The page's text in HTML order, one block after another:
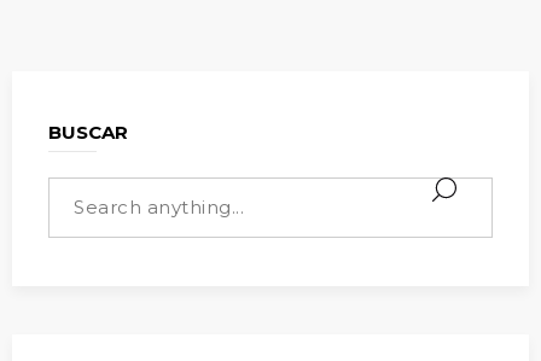
BUSCAR